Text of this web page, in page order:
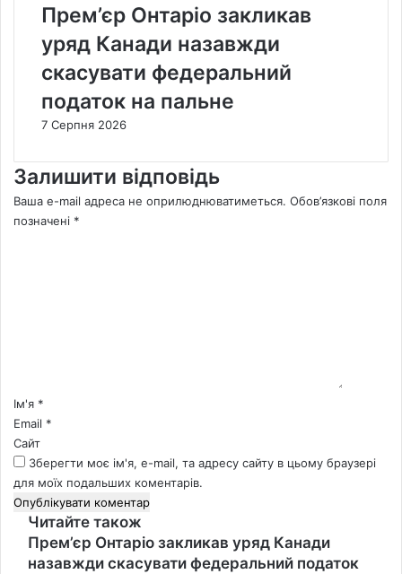
Прем’єр Онтаріо закликав
уряд Канади назавжди
скасувати федеральний
податок на пальне
7 Серпня 2026
Залишити відповідь
Ваша e-mail адреса не оприлюднюватиметься. Обов’язкові поля
позначені *
*
Ім'я *
Email *
Сайт
Зберегти моє ім'я, e-mail, та адресу сайту в цьому браузері
для моїх подальших коментарів.
Читайте також
Close
Прем’єр Онтаріо закликав уряд Канади
назавжди скасувати федеральний податок